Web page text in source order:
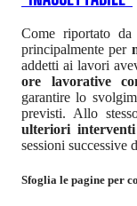
Come riportato da
principalmente per
addetti ai lavori
ore lavorative
garantire lo
previsti. Allo
ulteriori
sessioni successive
Sfoglia le pagine per